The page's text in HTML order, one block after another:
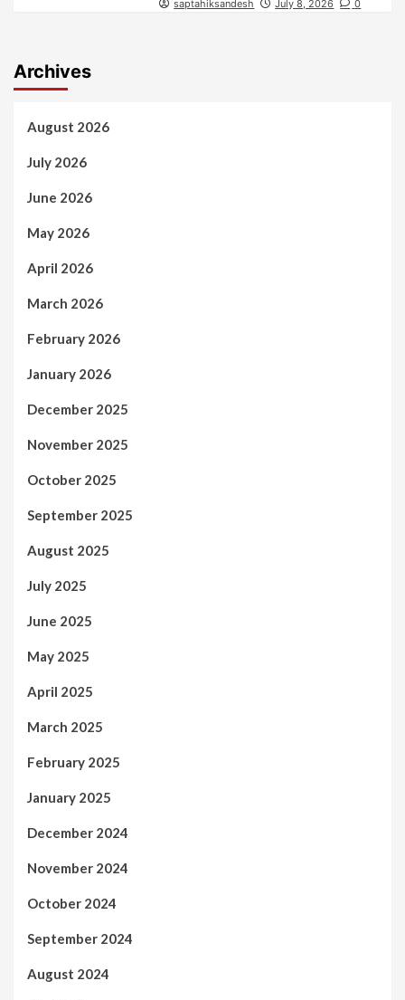
saptahiksandesh July 8, 2026 0
Archives
August 2026
July 2026
June 2026
May 2026
April 2026
March 2026
February 2026
January 2026
December 2025
November 2025
October 2025
September 2025
August 2025
July 2025
June 2025
May 2025
April 2025
March 2025
February 2025
January 2025
December 2024
November 2024
October 2024
September 2024
August 2024